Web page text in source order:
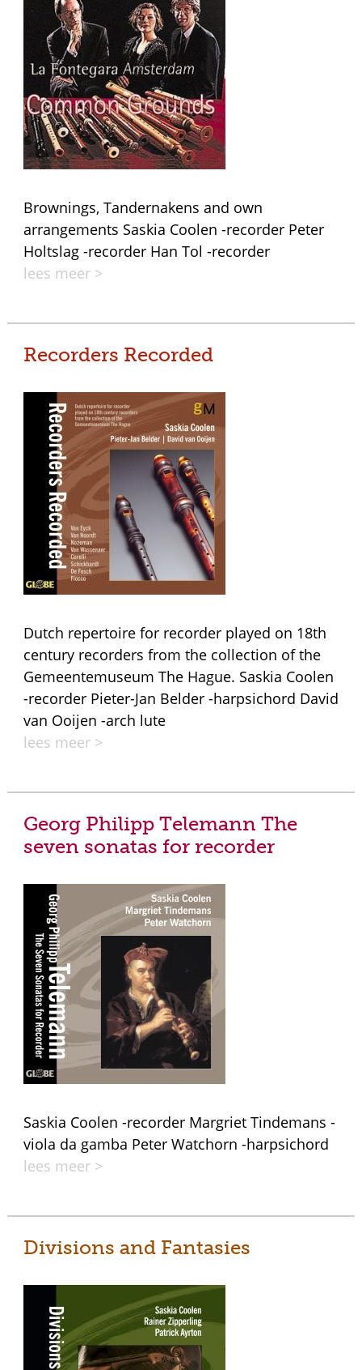
Brownings, Tandernakens and own
arrangements Saskia Coolen -recorder Peter
Holtslag -recorder Han Tol -recorder
lees meer >
Recorders Recorded
Dutch repertoire for recorder played on 18th
century recorders from the collection of the
Gemeentemuseum The Hague. Saskia Coolen
-recorder Pieter-Jan Belder -harpsichord David
van Ooijen -arch lute
lees meer >
Georg Philipp Telemann The
seven sonatas for recorder
Saskia Coolen -recorder Margriet Tindemans -
viola da gamba Peter Watchorn -harpsichord
lees meer >
Divisions and Fantasies